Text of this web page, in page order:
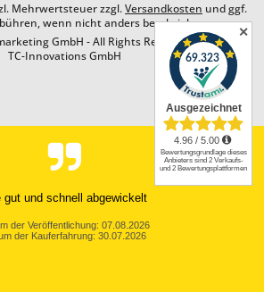
Mehrwertsteuer zzgl.Versandkosten und ggf.
wenn nicht anders beschrieben
GmbH - All Rights Reserved. Design by
TC-Innovations GmbH
gut und schnell abgewickelt
der Veröffentlichung: 07.08.2026
der Kauferfahrung: 30.07.2026
✕